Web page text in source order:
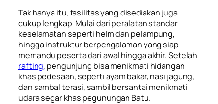
Tak hanya itu, fasilitas yang disediakan juga
cukup lengkap. Mulai dari peralatan standar
keselamatan seperti helm dan pelampung,
hingga instruktur berpengalaman yang siap
memandu peserta dari awal hingga akhir. Setelah
rafting, pengunjung bisa menikmati hidangan
khas pedesaan, seperti ayam bakar, nasi jagung,
dan sambal terasi, sambil bersantai menikmati
udara segar khas pegunungan Batu.